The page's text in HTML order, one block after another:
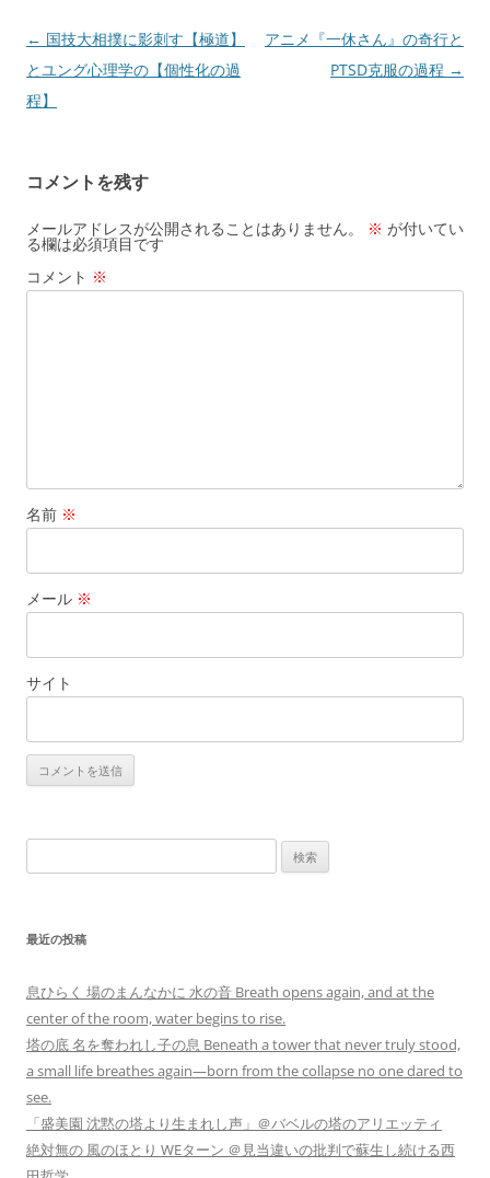
投
稿
ナ
ー
シ
ョ
ン
← 国技大相撲に影刺す【極道】
とユング心理学の【個性化の過
程】
アニメ『一休さん』の奇行と
PTSD克服の過程 →
コメントを残す
メールアドレスが公開されることはありません。 ※ が付いてい
る欄は必須項目です
コメント ※
名前 ※
メール ※
サイト
索:
最近の投稿
息ひらく 場のまんなかに 水の音 Breath opens again, and at the
center of the room, water begins to rise.
塔の底 名を奪われし子の息 Beneath a tower that never truly stood,
a small life breathes again—born from the collapse no one dared to
see.
「盛美園 沈黙の塔より生まれし声」＠バベルの塔のアリエッティ
絶対無の 風のほとり WEターン ＠見当違いの批判で蘇生し続ける西